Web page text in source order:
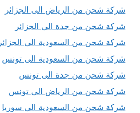
شركة شحن من الرياض الى الجزائر
شركة شحن من جدة الى الجزائر
شركة شحن من السعودية الى الجزائر
شركة شحن من السعودية الى تونس
شركة شحن من جدة الى تونس
شركة شحن من الرياض الى تونس
شركة شحن من السعودية الى سوريا